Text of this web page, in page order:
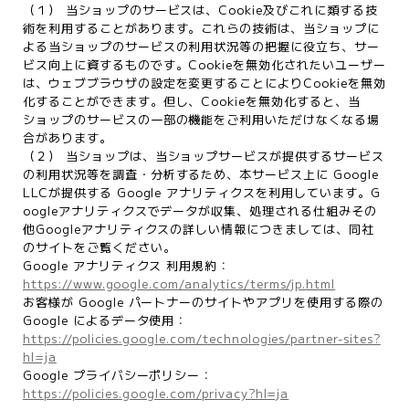
（１） 当ショップのサービスは、Cookie及びこれに類する技
術を利用することがあります。これらの技術は、当ショップに
よる当ショップのサービスの利用状況等の把握に役立ち、サー
ビス向上に資するものです。Cookieを無効化されたいユーザー
は、ウェブブラウザの設定を変更することによりCookieを無効
化することができます。但し、Cookieを無効化すると、当
ショップのサービスの一部の機能をご利用いただけなくなる場
合があります。
（２） 当ショップは、当ショップサービスが提供するサービス
の利用状況等を調査・分析するため、本サービス上に Google
LLCが提供する Google アナリティクスを利用しています。G
oogleアナリティクスでデータが収集、処理される仕組みその
他Googleアナリティクスの詳しい情報につきましては、同社
のサイトをご覧ください。
Google アナリティクス 利用規約：
https://www.google.com/analytics/terms/jp.html
お客様が Google パートナーのサイトやアプリを使用する際の
Google によるデータ使用：
https://policies.google.com/technologies/partner-sites?
hl=ja
Google プライバシーポリシー：
https://policies.google.com/privacy?hl=ja